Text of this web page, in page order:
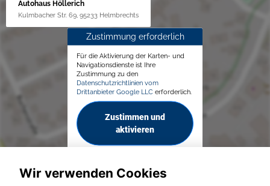
Autohaus Höllerich
Kulmbacher Str. 69, 95233 Helmbrechts
Zustimmung erforderlich
Für die Aktivierung der Karten- und
Navigationsdienste ist Ihre
Zustimmung zu den
Datenschutzrichtlinien vom
Drittanbieter Google LLC erforderlich.
Zustimmen und
aktivieren
Wir verwenden Cookies